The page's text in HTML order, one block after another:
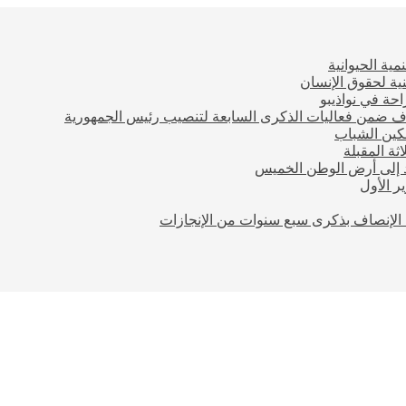
الحيوانية
لحقوق الإنسان
في نواذيبو
ضمن فعاليات الذكرى السابعة لتنصيب رئيس الجمهورية
الشباب
المقبلة
إلى أرض الوطن الخميس
الأول
بذكرى سبع سنوات من الإنجازات